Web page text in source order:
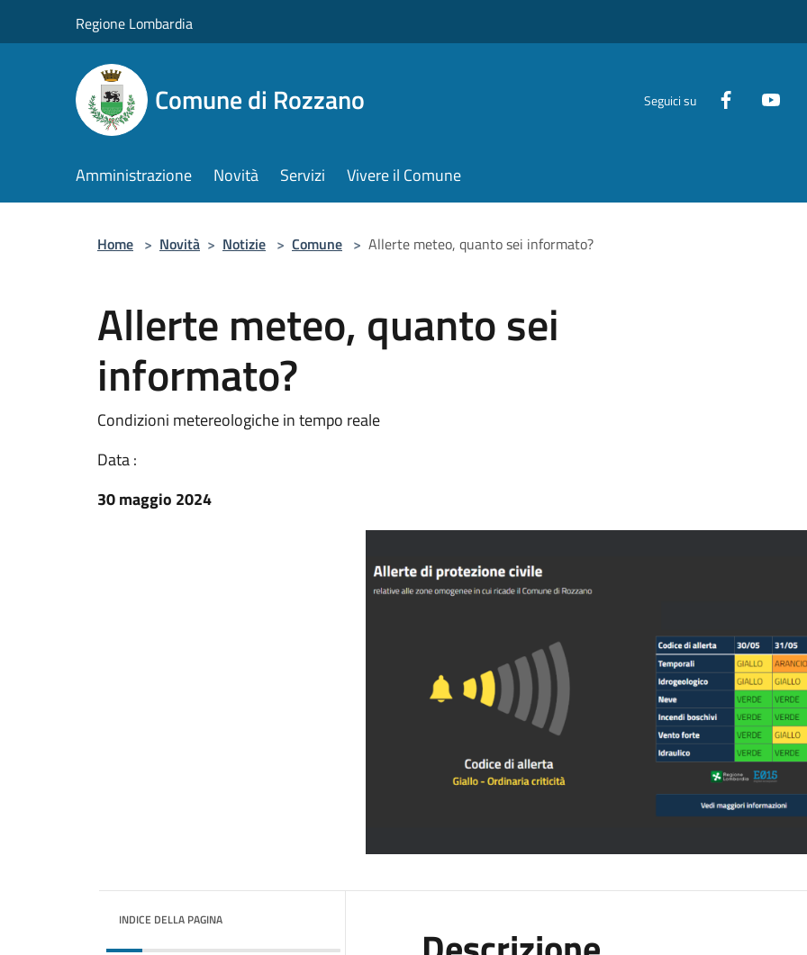
Regione Lombardia
Comune di Rozzano Seguici su
Amministrazione Novità Servizi Vivere il Comune
Home > Novità > Notizie > Comune > Allerte meteo, quanto sei informato?
Allerte meteo, quanto sei
informato?
Condizioni metereologiche in tempo reale
Data :
30 maggio 2024
INDICE DELLA PAGINA